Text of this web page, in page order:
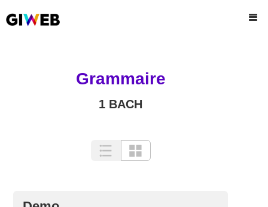
Grammaire
1 BACH